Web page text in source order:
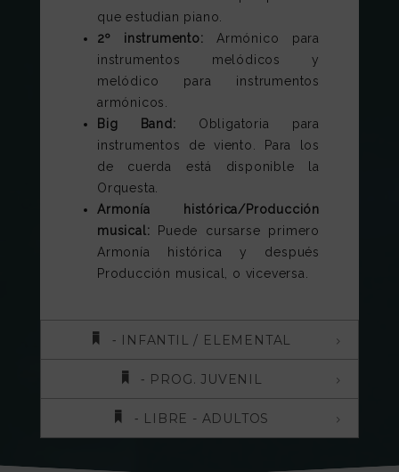
que estudian piano.
2º instrumento: Armónico para
instrumentos melódicos y
melódico para instrumentos
armónicos.
Big Band: Obligatoria para
instrumentos de viento. Para los
de cuerda está disponible la
Orquesta.
Armonía histórica/Producción
musical: Puede cursarse primero
Armonía histórica y después
Producción musical, o viceversa.
⁃ INFANTIL / ELEMENTAL
⁃ PROG. JUVENIL
⁃ LIBRE - ADULTOS